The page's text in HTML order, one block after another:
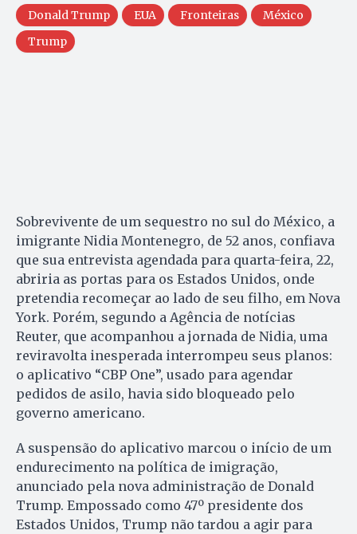
Donald Trump EUA Fronteiras
México
Trump
Sobrevivente de um sequestro no sul do México, a
imigrante Nidia Montenegro, de 52 anos, confiava
que sua entrevista agendada para quarta-feira, 22,
abriria as portas para os Estados Unidos, onde
pretendia recomeçar ao lado de seu filho, em Nova
York. Porém, segundo a Agência de notícias
Reuter, que acompanhou a jornada de Nidia, uma
reviravolta inesperada interrompeu seus planos:
o aplicativo “CBP One”, usado para agendar
pedidos de asilo, havia sido bloqueado pelo
governo americano.
A suspensão do aplicativo marcou o início de um
endurecimento na política de imigração,
anunciado pela nova administração de Donald
Trump. Empossado como 47º presidente dos
Estados Unidos, Trump não tardou a agir para